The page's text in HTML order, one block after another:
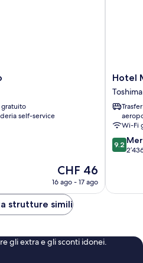
self-service
Il
prezzo
attuale
CHF 46
CHF 46
16 ago - 17 ago
Hotel
Tokyo
Toshima
Hotel
Toshima
Wi-Fi
9.2
su
9.2
strutture simili
gli extra e gli sconti idonei.